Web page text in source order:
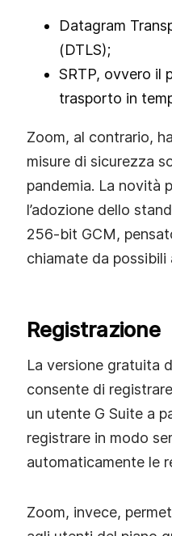
Datagram
(DTLS);
SRTP, ovvero il
trasporto in
Zoom, al contrario,
misure di sicurezza
pandemia. La novità
l’adozione dello
256‑bit GCM,
chiamate da possibili
Registrazione
La versione gratuita
consente di
un utente G Suite a
registrare in modo
automaticamente le
Zoom, invece,